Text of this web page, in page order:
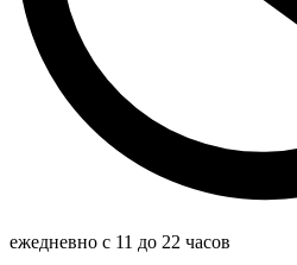
ежедневно с 11 до 22 часов